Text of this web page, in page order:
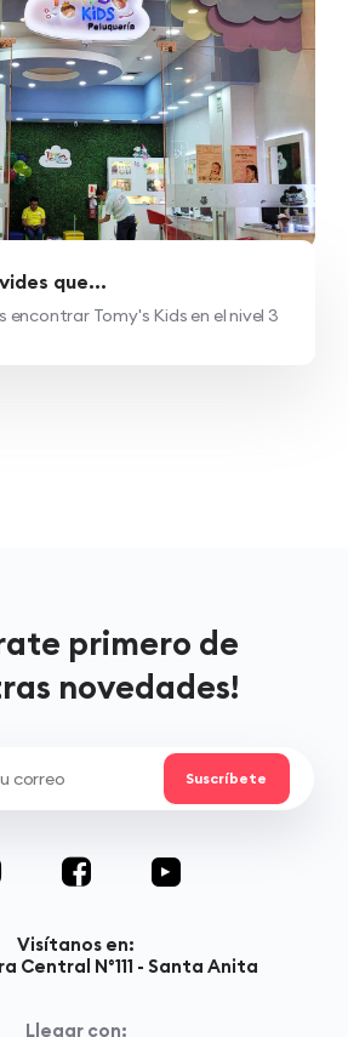
que...
encontrar Tomy's Kids en el nivel 3
primero de
novedades!
Visítanos en:
Central N°111 - Santa Anita
Llegar con: